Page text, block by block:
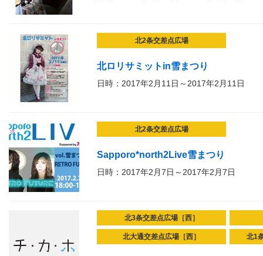
北2条交差点広場
北ロリサミットin雪まつり
日時：2017年2月11日～2017年2月11日
北2条交差点広場
Sapporo*north2Live雪まつり
日時：2017年2月7日～2017年2月7日
北3条交差点広場［西］
北大通交差点広場［西］ 北1